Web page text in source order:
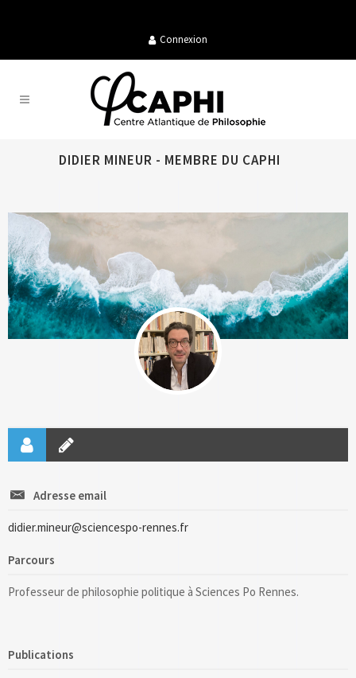
Connexion
DIDIER MINEUR - MEMBRE DU CAPHI
Adresse email
didier.mineur@sciencespo-rennes.fr
Parcours
Professeur de philosophie politique à Sciences Po Rennes.
Publications